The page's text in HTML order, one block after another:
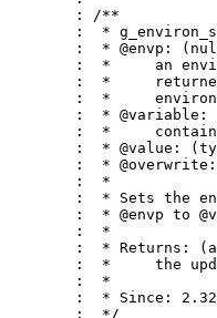
: /**
:  *
:  * @envp:
:  *     an
:  *
:  *
:  *
:  *
:  * @value:
:  *
:  *
:  * Sets the
:  * @envp to
:  *
:  * Returns:
:  *     the
:  *
:  * Since: 2.32
:  */